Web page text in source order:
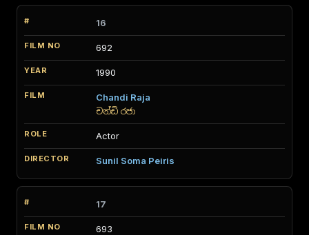
16
692
1990
Chandi Raja
චන්ඩි රජා
Actor
Sunil Soma Peiris
17
693